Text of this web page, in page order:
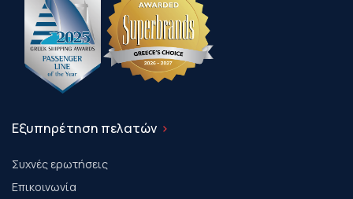
Εξυπηρέτηση πελατών
Συχνές ερωτήσεις
Επικοινωνία